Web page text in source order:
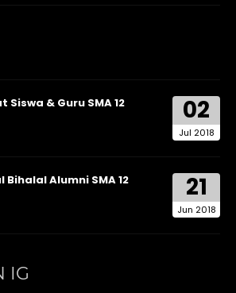
02
Jul 2018
& Guru SMA 12
21
Jun 2018
Bihalal Alumni SMA 12
IG